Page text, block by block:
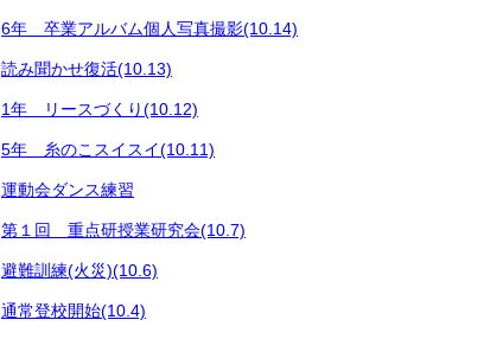
6年 卒業アルバム個人写真撮影(10.14)
読み聞かせ復活(10.13)
1年 リースづくり(10.12)
5年 糸のこスイスイ(10.11)
運動会ダンス練習
第１回 重点研授業研究会(10.7)
避難訓練(火災)(10.6)
通常登校開始(10.4)